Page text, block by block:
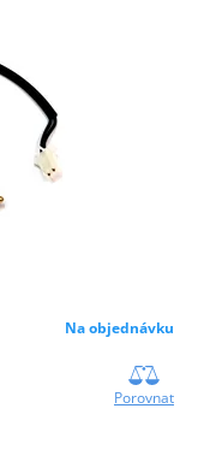
Na objednávku
Porovnat